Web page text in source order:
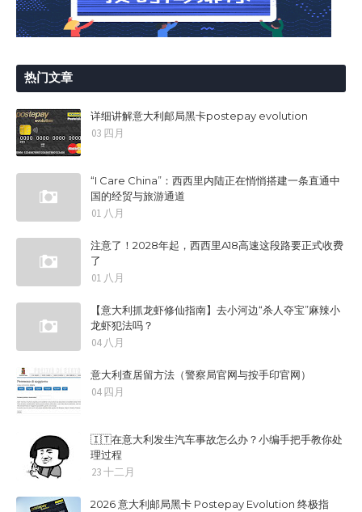
热门文章
详细讲解意大利邮局黑卡postepay evolution
03 四月
“I Care China”：西西里内陆正在悄悄搭建一条直通中
国的经贸与旅游通道
01 八月
注意了！2028年起，西西里A18高速这段路要正式收费
了
01 八月
【意大利抓龙虾修仙指南】去小河边“杀人夺宝”麻辣小
龙虾犯法吗？
04 八月
意大利查居留方法（警察局官网与按手印官网）
04 四月
🇮🇹在意大利发生汽车事故怎么办？小编手把手教你处
理过程
23 十二月
2026 意大利邮局黑卡 Postepay Evolution 终极指